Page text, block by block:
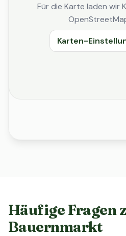
Für die Karte laden wir
Karten-
Häufige Fragen
Bauernmarkt